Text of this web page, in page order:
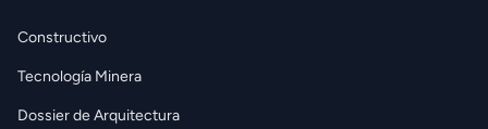
Constructivo
Tecnología Minera
Dossier de Arquitectura